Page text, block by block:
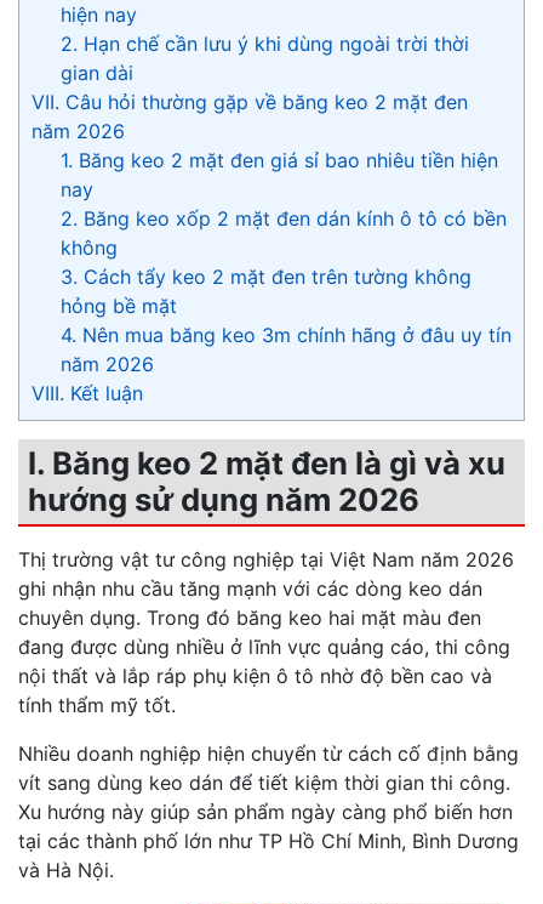
hiện nay
2. Hạn chế cần lưu ý khi dùng ngoài trời thời
gian dài
VII. Câu hỏi thường gặp về băng keo 2 mặt đen
năm 2026
1. Băng keo 2 mặt đen giá sỉ bao nhiêu tiền hiện
nay
2. Băng keo xốp 2 mặt đen dán kính ô tô có bền
không
3. Cách tẩy keo 2 mặt đen trên tường không
hỏng bề mặt
4. Nên mua băng keo 3m chính hãng ở đâu uy tín
năm 2026
VIII. Kết luận
I. Băng keo 2 mặt đen là gì và xu
hướng sử dụng năm 2026
Thị trường vật tư công nghiệp tại Việt Nam năm 2026
ghi nhận nhu cầu tăng mạnh với các dòng keo dán
chuyên dụng. Trong đó băng keo hai mặt màu đen
đang được dùng nhiều ở lĩnh vực quảng cáo, thi công
nội thất và lắp ráp phụ kiện ô tô nhờ độ bền cao và
tính thẩm mỹ tốt.
Nhiều doanh nghiệp hiện chuyển từ cách cố định bằng
vít sang dùng keo dán để tiết kiệm thời gian thi công.
Xu hướng này giúp sản phẩm ngày càng phổ biến hơn
tại các thành phố lớn như TP Hồ Chí Minh, Bình Dương
và Hà Nội.